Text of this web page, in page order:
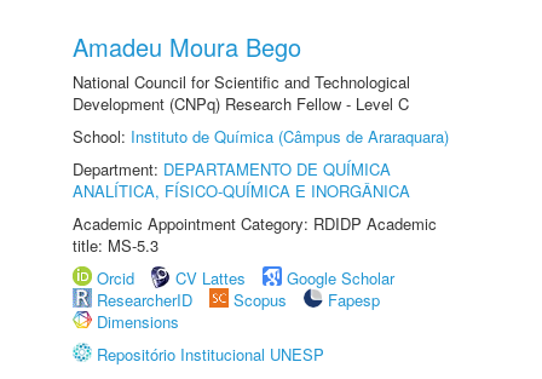
Amadeu Moura Bego
National Council for Scientific and Technological
Development (CNPq) Research Fellow - Level C
School: Instituto de Química (Câmpus de Araraquara)
Department: DEPARTAMENTO DE QUÍMICA
ANALÍTICA, FÍSICO-QUÍMICA E INORGÂNICA
Academic Appointment Category: RDIDP Academic
title: MS-5.3
Orcid
CV Lattes
Google Scholar
ResearcherID
Scopus
Fapesp
Dimensions
Repositório Institucional UNESP